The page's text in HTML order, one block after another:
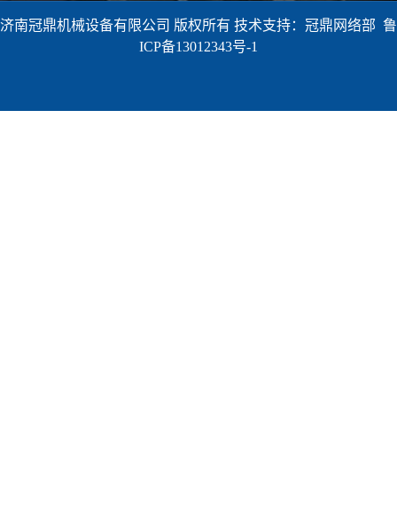
济南冠鼎机械设备有限公司 版权所有 技术支持：冠鼎网络部 鲁
ICP备13012343号-1